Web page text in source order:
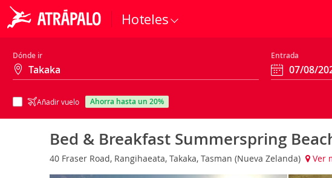
Hoteles
Dónde ir Entrada
Añadir vuelo ahorra hasta un 20%
Bed & Breakfast Summerspring
40 Fraser Road, Rangihaeata, Takaka, Tasman (Nueva Zelanda) Ver